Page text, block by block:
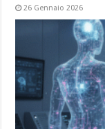
26 Gennaio 2026